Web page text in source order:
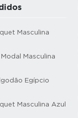
Masculina
Masculina
Egípcio
Masculina Azul